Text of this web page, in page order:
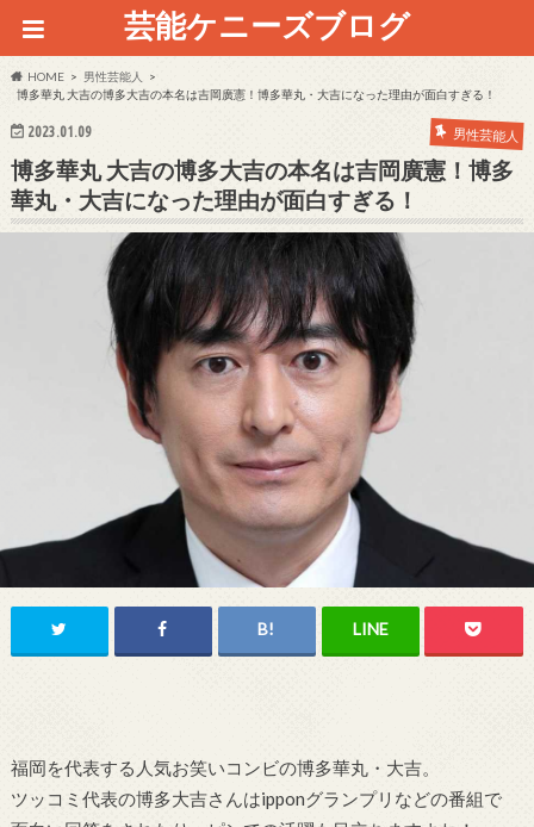
芸能ケニーズブログ
HOME
男性芸能人
博多華丸 大吉の博多大吉の本名は吉岡廣憲！博多華丸・大吉になった理由が面白すぎる！
2023.01.09 男性芸能人
博多華丸 大吉の博多大吉の本名は吉岡廣憲！博多
華丸・大吉になった理由が面白すぎる！
福岡を代表する人気お笑いコンビの博多華丸・大吉。
ツッコミ代表の博多大吉さんはipponグランプリなどの番組で